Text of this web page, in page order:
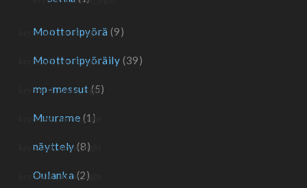
Moottoripyörä (9)
Moottoripyöräily (39)
mp-messut (5)
Muurame (1)
näyttely (8)
Oulanka (2)